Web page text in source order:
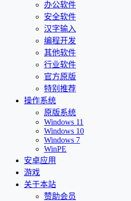
办公软件
安全软件
汉字输入
编程开发
其他软件
行业软件
官方原版
特别推荐
操作系统
原版系统
Windows 11
Windows 10
Windows 7
WinPE
安卓应用
游戏
关于本站
赞助会员